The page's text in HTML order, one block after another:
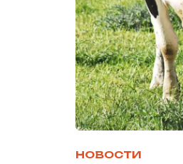
НОВОСТИ